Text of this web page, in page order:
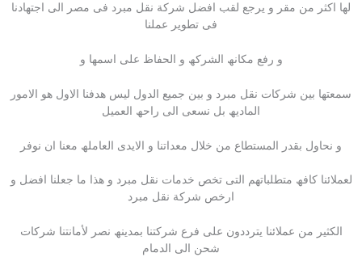
لھا اكثر من مقر و یرجع لقب افضل شركة نقل مبرد فى مصر الى اجتھادنا
فى تطویر عملنا
و رفع مكانھ الشركھ و الحفاظ على اسمھا و
سمعتھا بین شركات نقل مبرد و بین جمیع الدول لیس ھدفنا الاول ھو الامور
المادیھ بل نسعى الى راحھ العمیل
و نحاول بقدر المستطاع من خلال معداتنا و الایدى العاملھ معنا ان نوفر
لعملائنا كافھ متطلباتھم التى تخص خدمات نقل مبرد و ھذا ما جعلنا افضل و
ارخص شركة نقل مبرد
الكثیر من عملائنا یترددون على فرع شركتنا بمدینھ نصر لأمانتنا شركات
شحن الى الدمام